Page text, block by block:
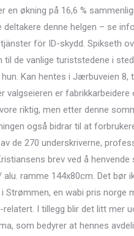
økning på 16,6 %
denne helgen – se
för ID-skydd. Spikseth
de vanlige turiststedene i
Kan hentes i Jærbuveien 8,
er fabrikkarbeidere
riktig, men etter denne
også bidrar til at
de 270 underskriverne,
brev ved å henvende
ramme 144x80cm. Det bør
en wabi pris norge
I tillegg blir det litt mer
som bedyrer at hennes